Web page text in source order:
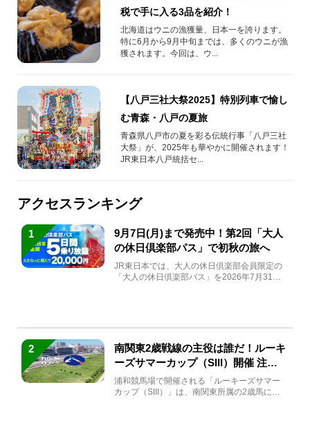
税で手に入る3品を紹介！
北海道はウニの漁獲量、日本一を誇ります。
特に6月から9月中旬までは、多くのウニが漁
獲されます。今回は、ウ...
【八戸三社大祭2025】特別列車で愉し
む青森・八戸の夏旅
青森県八戸市の夏を彩る伝統行事「八戸三社
大祭」が、2025年も華やかに開催されます！
JR東日本八戸統括セ...
アクセスランキング
1
9月7日(月)まで発売中！第2回「大人
の休日倶楽部パス」で初秋の旅へ
JR東日本では、大人の休日倶楽部会員限定の
「大人の休日倶楽部パス」を2026年7月31日
2
南関東2歳戦線の主役は誰だ！ルーキ
ーズサマーカップ（SIII）開催 注目
馬と見どころをチェック
浦和競馬場で開催される「ルーキーズサマー
カップ（SIII）」は、南関東所属の2歳馬によ